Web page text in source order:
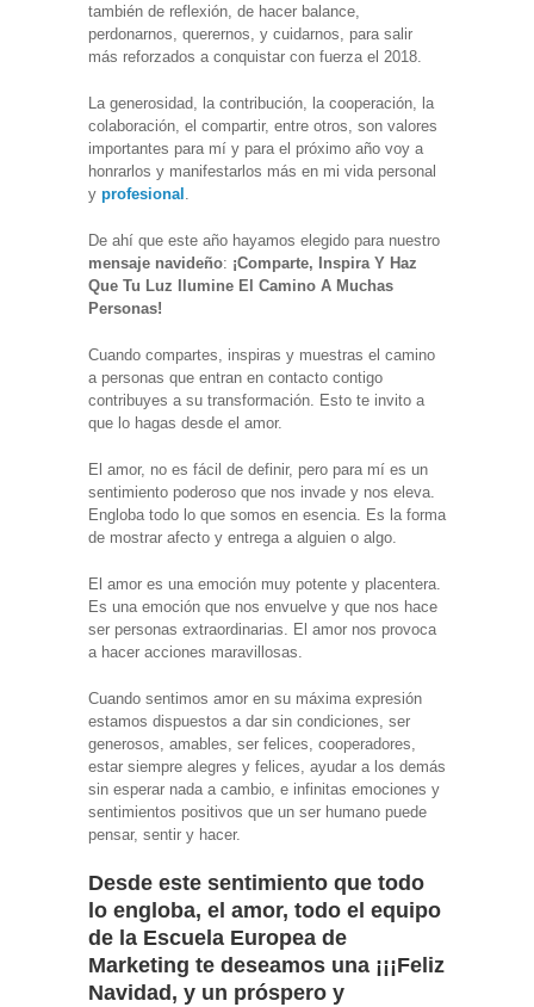
también de reflexión, de hacer balance,
perdonarnos, querernos, y cuidarnos, para salir
más reforzados a conquistar con fuerza el 2018.
La generosidad, la contribución, la cooperación, la
colaboración, el compartir, entre otros, son valores
importantes para mí y para el próximo año voy a
honrarlos y manifestarlos más en mi vida personal
y profesional
De ahí que este año hayamos elegido para nuestro
mensaje navideño: ¡Comparte, Inspira Y Haz
Que Tu Luz Ilumine El Camino A Muchas
Personas!
Cuando compartes, inspiras y muestras el camino
a personas que entran en contacto contigo
contribuyes a su transformación. Esto te invito a
que lo hagas desde el amor.
El amor, no es fácil de definir, pero para mí es un
sentimiento poderoso que nos invade y nos eleva.
Engloba todo lo que somos en esencia. Es la forma
de mostrar afecto y entrega a alguien o algo.
El amor es una emoción muy potente y placentera.
Es una emoción que nos envuelve y que nos hace
ser personas extraordinarias. El amor nos provoca
a hacer acciones maravillosas.
Cuando sentimos amor en su máxima expresión
estamos dispuestos a dar sin condiciones, ser
generosos, amables, ser felices, cooperadores,
estar siempre alegres y felices, ayudar a los demás
sin esperar nada a cambio, e infinitas emociones y
sentimientos positivos que un ser humano puede
pensar, sentir y hacer.
Desde este sentimiento que todo
lo engloba, el amor, todo el equipo
de la Escuela Europea de
Marketing te deseamos una ¡¡¡Feliz
Navidad, y un próspero y